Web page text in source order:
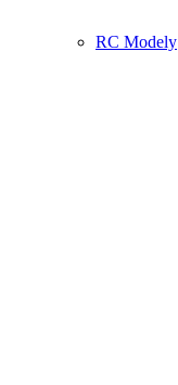
RC Modely